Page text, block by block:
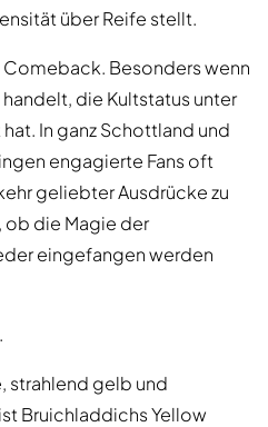
über Reife stellt.
Besonders wenn
die Kultstatus unter
In ganz Schottland und
engagierte Fans oft
geliebter Ausdrücke zu
ob die Magie der
eingefangen werden
strahlend gelb und
Bruichladdichs Yellow